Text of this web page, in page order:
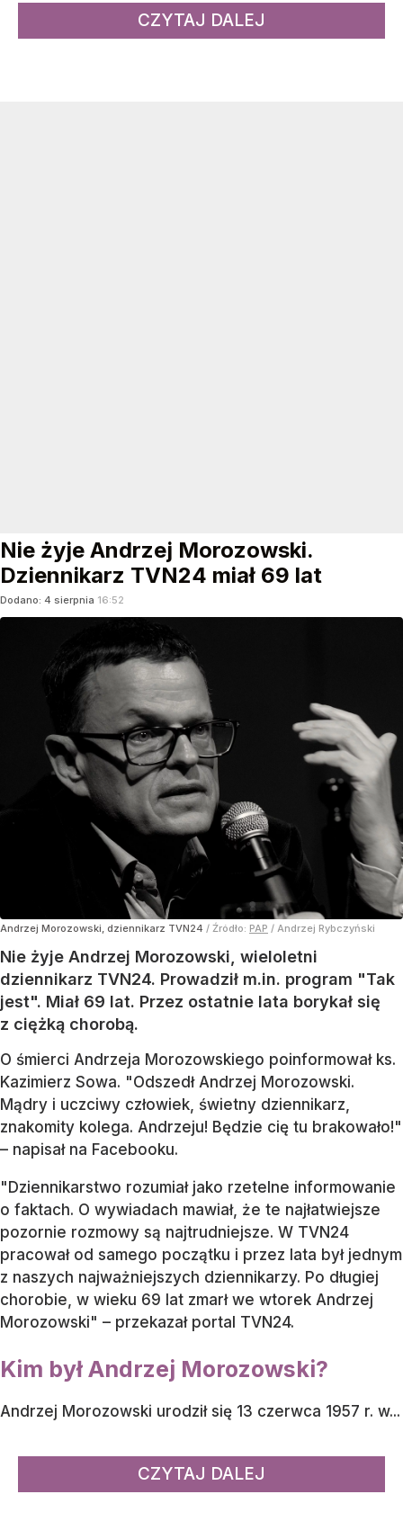
CZYTAJ DALEJ
Nie żyje Andrzej Morozowski.
Dziennikarz TVN24 miał 69 lat
Dodano: 4 sierpnia 16:52
Andrzej Morozowski, dziennikarz TVN24 / Źródło: PAP / Andrzej Rybczyński
Nie żyje Andrzej Morozowski, wieloletni
dziennikarz TVN24. Prowadził m.in. program "Tak
jest". Miał 69 lat. Przez ostatnie lata borykał się
z ciężką chorobą.
O śmierci Andrzeja Morozowskiego poinformował ks.
Kazimierz Sowa. "Odszedł Andrzej Morozowski.
Mądry i uczciwy człowiek, świetny dziennikarz,
znakomity kolega. Andrzeju! Będzie cię tu brakowało!"
– napisał na Facebooku.
"Dziennikarstwo rozumiał jako rzetelne informowanie
o faktach. O wywiadach mawiał, że te najłatwiejsze
pozornie rozmowy są najtrudniejsze. W TVN24
pracował od samego początku i przez lata był jednym
z naszych najważniejszych dziennikarzy. Po długiej
chorobie, w wieku 69 lat zmarł we wtorek Andrzej
Morozowski" – przekazał portal TVN24.
Kim był Andrzej Morozowski?
Andrzej Morozowski urodził się 13 czerwca 1957 r. w...
CZYTAJ DALEJ